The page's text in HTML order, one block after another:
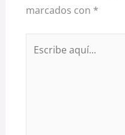
marcados con *